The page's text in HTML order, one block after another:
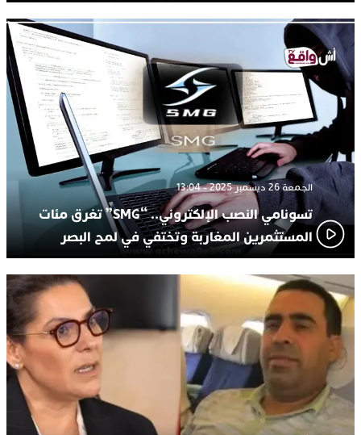
الجمعة 26 ديسمبر 2025 - 13:04
تسونامي النصب الإلكتروني.. “SMG” تغرق مئات
المستثمرين المغاربة وتختفي في لمح البصر